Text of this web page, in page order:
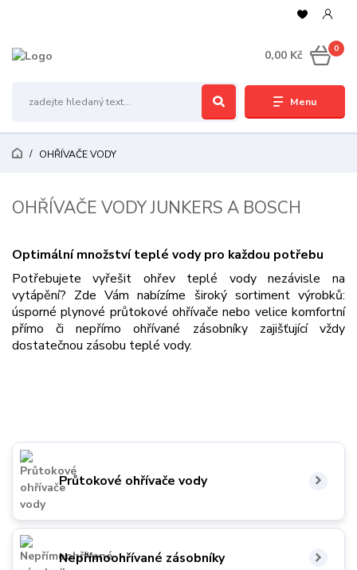
Menu
0
0,00 Kč
OHŘÍVAČE VODY
OHŘÍVAČE VODY JUNKERS A BOSCH
Optimální množství teplé vody pro každou potřebu
Potřebujete vyřešit ohřev teplé vody nezávisle na
vytápění? Zde Vám nabízíme široký sortiment výrobků:
úsporné plynové průtokové ohřívače nebo velice komfortní
přímo či nepřímo ohřívané zásobníky zajišťující vždy
dostatečnou zásobu teplé vody.
Průtokové ohřívače vody
Nepřímoohřívané zásobníky